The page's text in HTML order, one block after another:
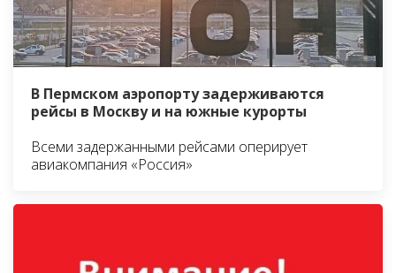
В Пермском аэропорту задерживаются
рейсы в Москву и на южные курорты
Всеми задержанными рейсами оперирует
авиакомпания «Россия»